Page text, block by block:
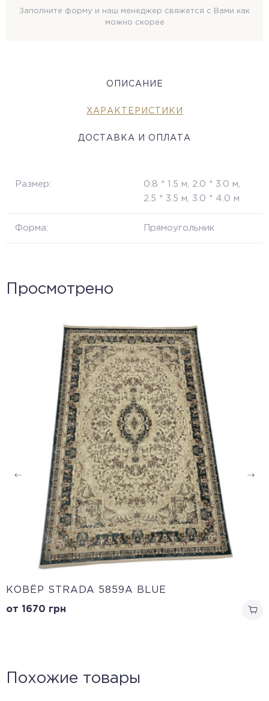
Заполните форму и наш менеджер свяжется с Вами как
можно скорее
ОПИСАНИЕ
ХАРАКТЕРИСТИКИ
ДОСТАВКА И ОПЛАТА
Размер:
0.8 * 1.5 м, 2.0 * 3.0 м,
2.5 * 3.5 м, 3.0 * 4.0 м
Форма: Прямоугольник
Просмотрено
КОВЁР STRADA 5859A BLUE
от 1670 грн
Похожие товары